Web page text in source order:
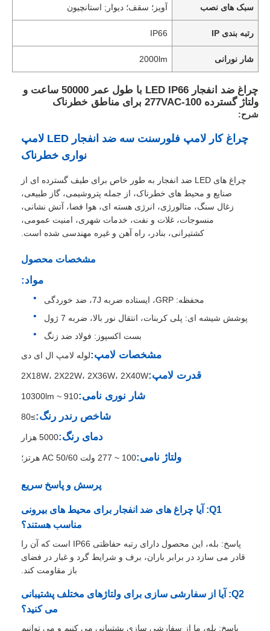
محصولات
درخواست نقل قول
روشنایی اثبات انفجار
چراغ هشدار ضد انفجار
فن ضد انفجار
سبک های نصب آویز؛ سقف؛ دیوار; استانچیون
رتبه بندی IP IP66
شار نورانی 2000lm
چراغ ضد انفجار LED IP66 با طول عمر 50000 ساعت و
ولتاژ گسترده 100-277VAC برای مناطق خطرناک
شرح:
چراغ کار لامپ فلورسنت سه ضد انفجار LED لامپ
نواری خطرناک
چراغ های LED ضد انفجار به طور خاص برای طیف گسترده ای از
صنایع و محیط های خطرناک، از جمله پتروشیمی، گاز طبیعی،
زغال سنگ، متالورژی، انرژی هسته ای، هوا فضا، آتش نشانی،
منسوجات، غلات و نفت، خدمات شهری، امنیت عمومی،
کشتیرانی، بنادر، راه آهن و غیره مهندسی شده است.
مشخصات محصول
مواد:
محفظه: GRP، ایستاده ضربه 7J، ضد خوردگی
پوشش شیشه ای: پلی کربنات، انتقال نور بالا، ضربه 7 ژول
بست اکسپوز: فولاد ضد زنگ
مشخصات لامپ:لوله لامپ ال ای دی
قدرت لامپ:2X18W، 2X22W، 2X36W، 2X40W
شار نوری نامی:910 ~ 10300lm
شاخص رندر رنگ:≥80
دمای رنگ:5000 هزار
ولتاژ نامی:100 ~ 277 ولت AC 50/60 هرتز؛
پرسش و پاسخ سریع
Q1: آیا چراغ های ضد انفجار برای محیط های بیرونی
مناسب هستند؟
پاسخ: بله، این محصول دارای رتبه حفاظتی IP66 است که آن را
قادر می سازد در برابر باران، برف و شرایط گرد و غبار در فضای
باز مقاومت کند.
Q2: آیا از سفارشی سازی برای ولتاژهای مختلف پشتیبانی
می کنید؟
پاسخ: بله، ما از سفارشی سازی پشتیبانی می کنیم و می توانیم